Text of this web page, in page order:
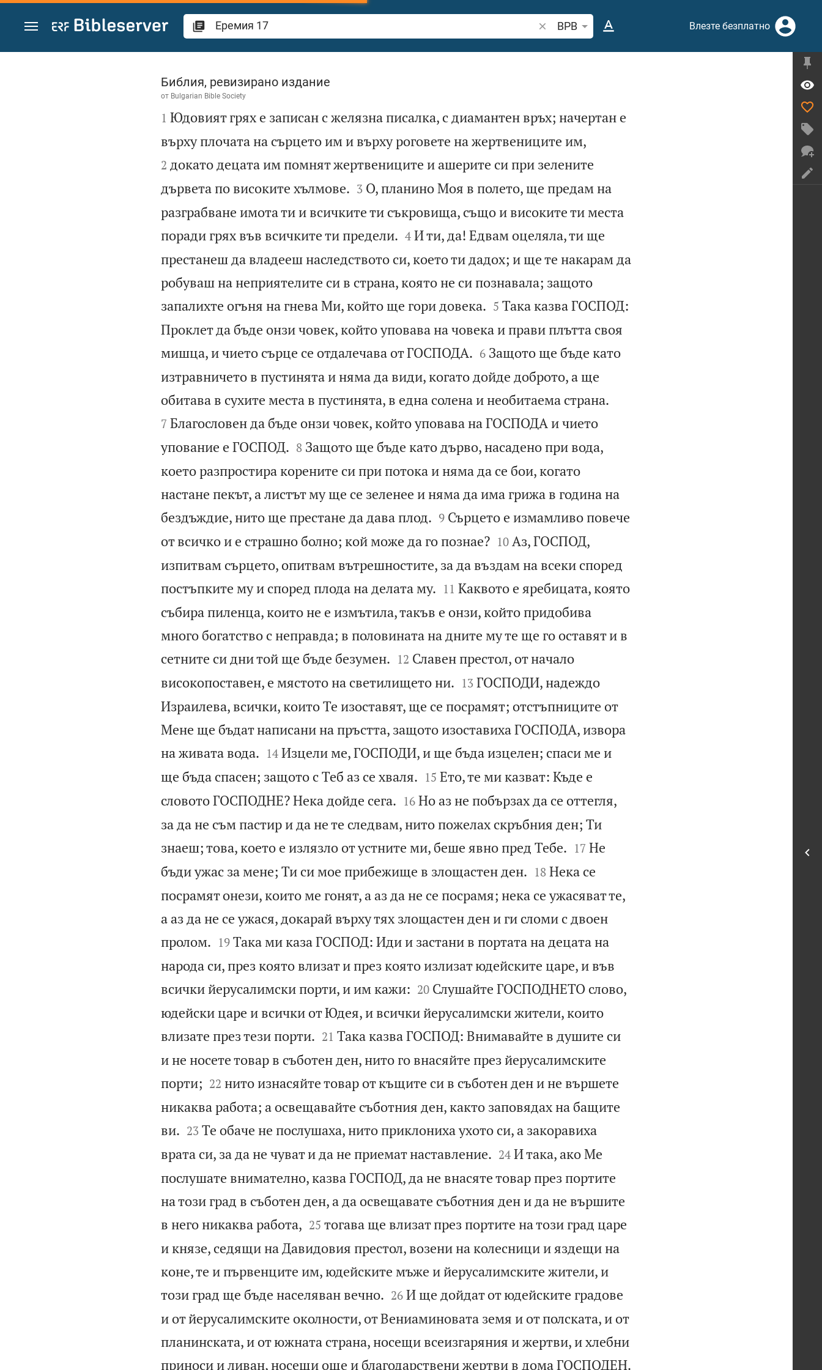
Преминете към съдържанието
Търсете стих или дума в Библията
BPB Влезте безплатно
Еремия 17
Библия, ревизирано издание
от Bulgarian Bible Society

1 Юдовият грях е записан с желязна писалка, с диамантен връх; начертан е
върху плочата на сърцето им и върху роговете на жертвениците им,
2 докато децата им помнят жертвениците и ашерите си при зелените
дървета по високите хълмове.
3 О, планино Моя в полето, ще предам на
разграбване имота ти и всичките ти съкровища, също и високите ти места
поради грях във всичките ти предели.
4 И ти, да! Едвам оцеляла, ти ще
престанеш да владееш наследството си, което ти дадох; и ще те накарам да
робуваш на неприятелите си в страна, която не си познавала; защото
запалихте огъня на гнева Ми, който ще гори довека.
5 Така казва ГОСПОД:
Проклет да бъде онзи човек, който уповава на човека и прави плътта своя
мишца, и чието сърце се отдалечава от ГОСПОДА.
6 Защото ще бъде като
изтравничето в пустинята и няма да види, когато дойде доброто, а ще
обитава в сухите места в пустинята, в една солена и необитаема страна.
7 Благословен да бъде онзи човек, който уповава на ГОСПОДА и чието
упование е ГОСПОД.
8 Защото ще бъде като дърво, насадено при вода,
което разпростира корените си при потока и няма да се бои, когато
настане пекът, а листът му ще се зеленее и няма да има грижа в година на
бездъждие, нито ще престане да дава плод.
9 Сърцето е измамливо повече
от всичко и е страшно болно; кой може да го познае?
10 Аз, ГОСПОД,
изпитвам сърцето, опитвам вътрешностите, за да въздам на всеки според
постъпките му и според плода на делата му.
11 Каквото е яребицата, която
събира пиленца, които не е измътила, такъв е онзи, който придобива
много богатство с неправда; в половината на дните му те ще го оставят и в
сетните си дни той ще бъде безумен.
12 Славен престол, от начало
високопоставен, е мястото на светилището ни.
13 ГОСПОДИ, надеждо
Израилева, всички, които Те изоставят, ще се посрамят; отстъпниците от
Мене ще бъдат написани на пръстта, защото изоставиха ГОСПОДА, извора
на живата вода.
14 Изцели ме, ГОСПОДИ, и ще бъда изцелен; спаси ме и
ще бъда спасен; защото с Теб аз се хваля.
15 Ето, те ми казват: Къде е
словото ГОСПОДНЕ? Нека дойде сега.
16 Но аз не побързах да се оттегля,
за да не съм пастир и да не те следвам, нито пожелах скръбния ден; Ти
знаеш; това, което е излязло от устните ми, беше явно пред Тебе.
17 Не
бъди ужас за мене; Ти си мое прибежище в злощастен ден.
18 Нека се
посрамят онези, които ме гонят, а аз да не се посрамя; нека се ужасяват те,
а аз да не се ужася, докарай върху тях злощастен ден и ги сломи с двоен
пролом.
19 Така ми каза ГОСПОД: Иди и застани в портата на децата на
народа си, през която влизат и през която излизат юдейските царе, и във
всички йерусалимски порти, и им кажи:
20 Слушайте ГОСПОДНЕТО слово,
юдейски царе и всички от Юдея, и всички йерусалимски жители, които
влизате през тези порти.
21 Така казва ГОСПОД: Внимавайте в душите си
и не носете товар в съботен ден, нито го внасяйте през йерусалимските
порти;
22 нито изнасяйте товар от къщите си в съботен ден и не вършете
никаква работа; а освещавайте съботния ден, както заповядах на бащите
ви.
23 Те обаче не послушаха, нито приклониха ухото си, а закоравиха
врата си, за да не чуват и да не приемат наставление.
24 И така, ако Ме
послушате внимателно, казва ГОСПОД, да не внасяте товар през портите
на този град в съботен ден, а да освещавате съботния ден и да не вършите
в него никаква работа,
25 тогава ще влизат през портите на този град царе
и князе, седящи на Давидовия престол, возени на колесници и яздещи на
коне, те и първенците им, юдейските мъже и йерусалимските жители, и
този град ще бъде населяван вечно.
26 И ще дойдат от юдейските градове
и от йерусалимските околности, от Вениаминовата земя и от полската, и от
планинската, и от южната страна, носещи всеизгаряния и жертви, и хлебни
приноси и ливан, носещи още и благодарствени жертви в дома ГОСПОДЕН.